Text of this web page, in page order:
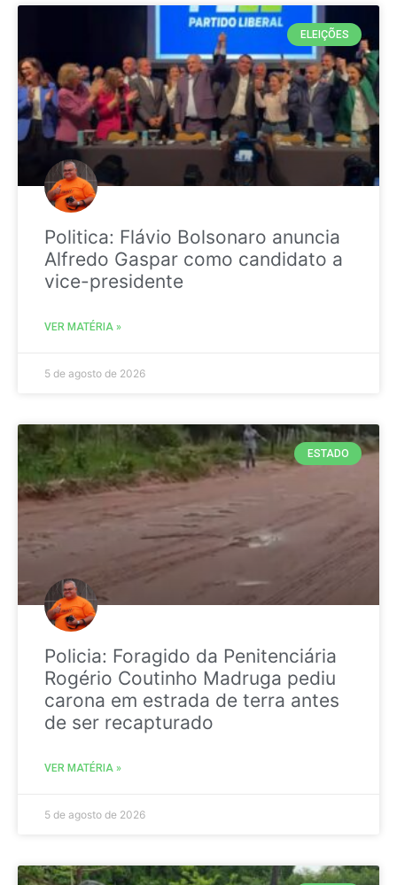
ELEIÇÕES
Politica: Flávio Bolsonaro anuncia
Alfredo Gaspar como candidato a
vice-presidente
VER MATÉRIA »
5 de agosto de 2026
ESTADO
Policia: Foragido da Penitenciária
Rogério Coutinho Madruga pediu
carona em estrada de terra antes
de ser recapturado
VER MATÉRIA »
5 de agosto de 2026